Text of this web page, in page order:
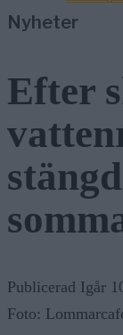
Nyheter
Efter
Publicerad Igår
Foto: